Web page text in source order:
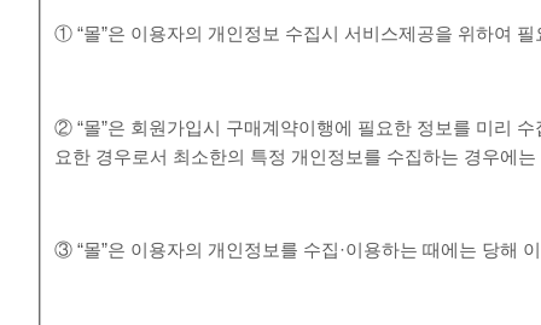
① “몰”은 이용자의 개인정보 수집시 서비스제공을 위하여
② “몰”은 회원가입시 구매계약이행에 필요한 정보를 미리
요한 경우로서 최소한의 특정 개인정보를 수집하는 경우에
③ “몰”은 이용자의 개인정보를 수집·이용하는 때에는 당해